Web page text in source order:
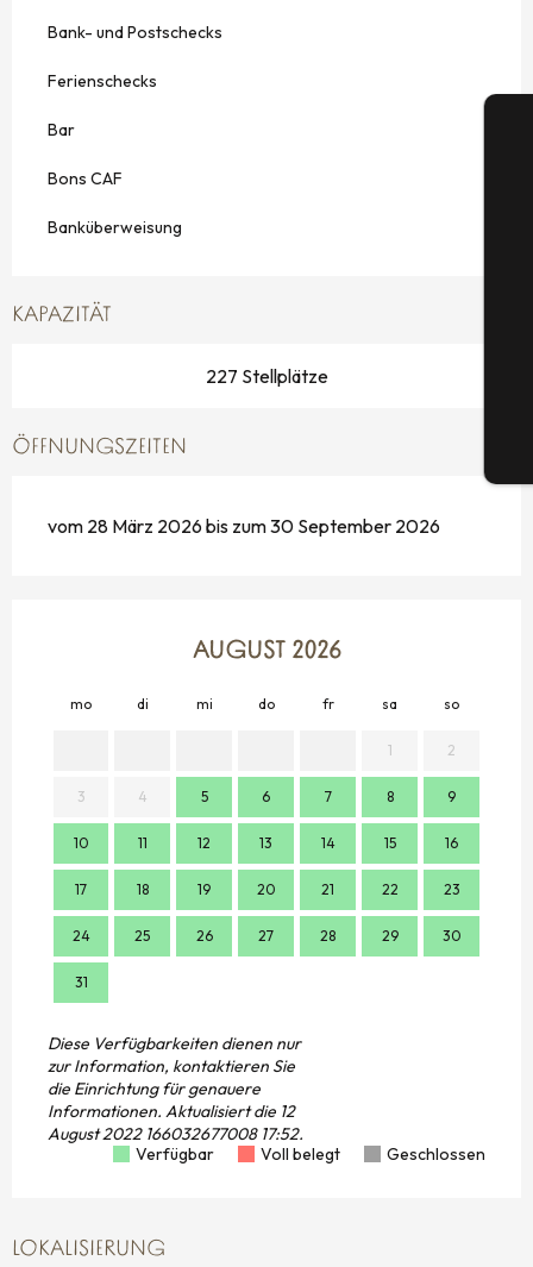
Bank- und Postschecks
Ferienschecks
Bar
Bons CAF
Banküberweisung
KAPAZITÄT
227 Stellplätze
ÖFFNUNGSZEITEN
vom 28 März 2026 bis zum 30 September 2026
AUGUST 2026
mo di mi do fr sa so
1 2
3 4 5 6 7 8 9
10 11 12 13 14 15 16
17 18 19 20 21 22 23
24 25 26 27 28 29 30
31
Diese Verfügbarkeiten dienen nur
zur Information, kontaktieren Sie
die Einrichtung für genauere
Informationen. Aktualisiert die 12
August 2022 166032677008 17:52.
Verfügbar
Voll belegt Geschlossen
LOKALISIERUNG